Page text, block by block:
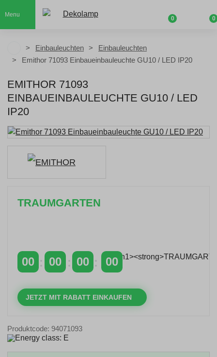
Menu
0 0
Einbauleuchten
Einbauleuchten
Emithor 71093 Einbaueinbauleuchte GU10 / LED IP20
EMITHOR 71093
EINBAUEINBAULEUCHTE GU10 / LED
IP20
TRAUMGARTEN
00 00 00 00
JETZT MIT RABATT EINKAUFEN
Produktcode: 94071093